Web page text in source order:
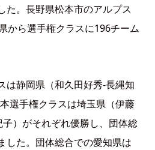
た。長野県松本市のアルプス
から選手権クラスに196チーム
は静岡県（和久田好秀-長縄知
選手権クラスは埼玉県（伊藤
）がそれぞれ優勝し、団体総
した。団体総合での愛知県は